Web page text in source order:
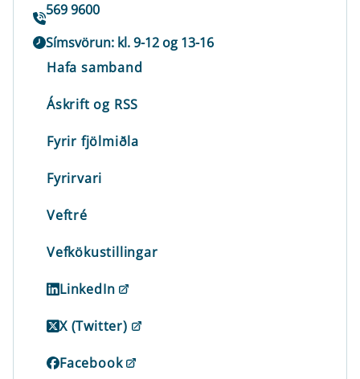
569 9600
Símsvörun: kl. 9-12 og 13-16
Hafa samband
Áskrift og RSS
Fyrir fjölmiðla
Fyrirvari
Veftré
Vefkökustillingar
LinkedIn
X (Twitter)
Facebook